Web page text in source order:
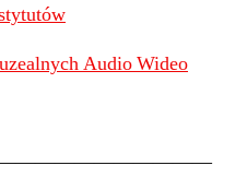
Audio Wideo